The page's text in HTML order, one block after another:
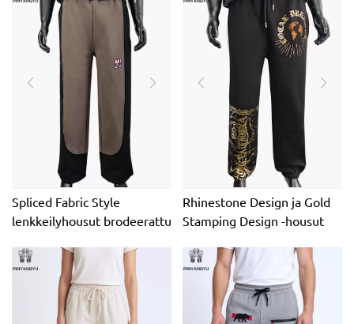
Spliced ​​Fabric Style
lenkkeilyhousut brodeerattu
Rhinestone Design ja Gold
Stamping Design -housut